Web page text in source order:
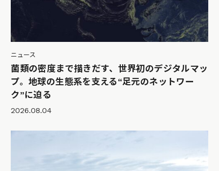
ニュース
菌類の密度まで描きだす、世界初のデジタルマッ
プ。地球の生態系を支える“足元のネットワー
ク”に迫る
2026.08.04